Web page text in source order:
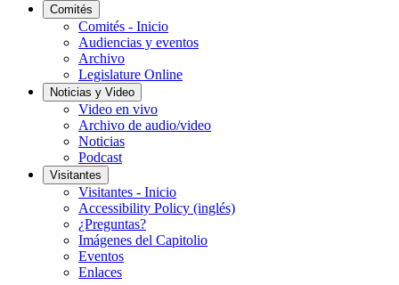
Comités
Comités - Inicio
Audiencias y eventos
Archivo
Legislature Online
Noticias y Video
Video en vivo
Archivo de audio/video
Noticias
Podcast
Visitantes
Visitantes - Inicio
Accessibility Policy (inglés)
¿Preguntas?
Imágenes del Capitolio
Eventos
Enlaces